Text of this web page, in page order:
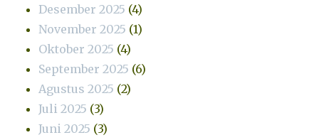
Desember 2025 (4)
November 2025 (1)
Oktober 2025 (4)
September 2025 (6)
Agustus 2025 (2)
Juli 2025 (3)
Juni 2025 (3)